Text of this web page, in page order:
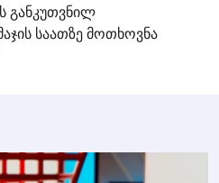
განკუთვნილ
საათზე მოთხოვნა